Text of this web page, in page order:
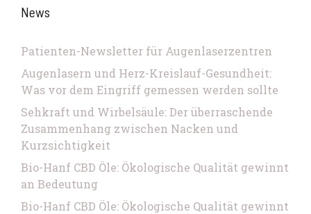
News
Patienten-Newsletter für Augenlaserzentren
Augenlasern und Herz-Kreislauf-Gesundheit:
Was vor dem Eingriff gemessen werden sollte
Sehkraft und Wirbelsäule: Der überraschende
Zusammenhang zwischen Nacken und
Kurzsichtigkeit
Bio-Hanf CBD Öle: Ökologische Qualität gewinnt
an Bedeutung
Bio-Hanf CBD Öle: Ökologische Qualität gewinnt